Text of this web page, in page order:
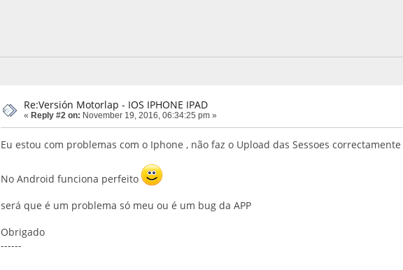
Re:Versión Motorlap - IOS IPHONE IPAD
« Reply #2 on: November 19, 2016, 06:34:25 pm »
Eu estou com problemas com o Iphone , não faz o Upload das Sessoes
No Android funciona perfeito
será que é um problema só meu ou é um bug da APP
Obrigado
------